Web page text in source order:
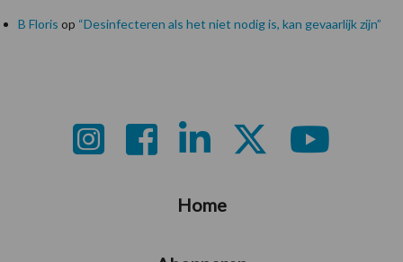
B Floris op “Desinfecteren als het niet nodig is, kan gevaarlijk zijn”
Home